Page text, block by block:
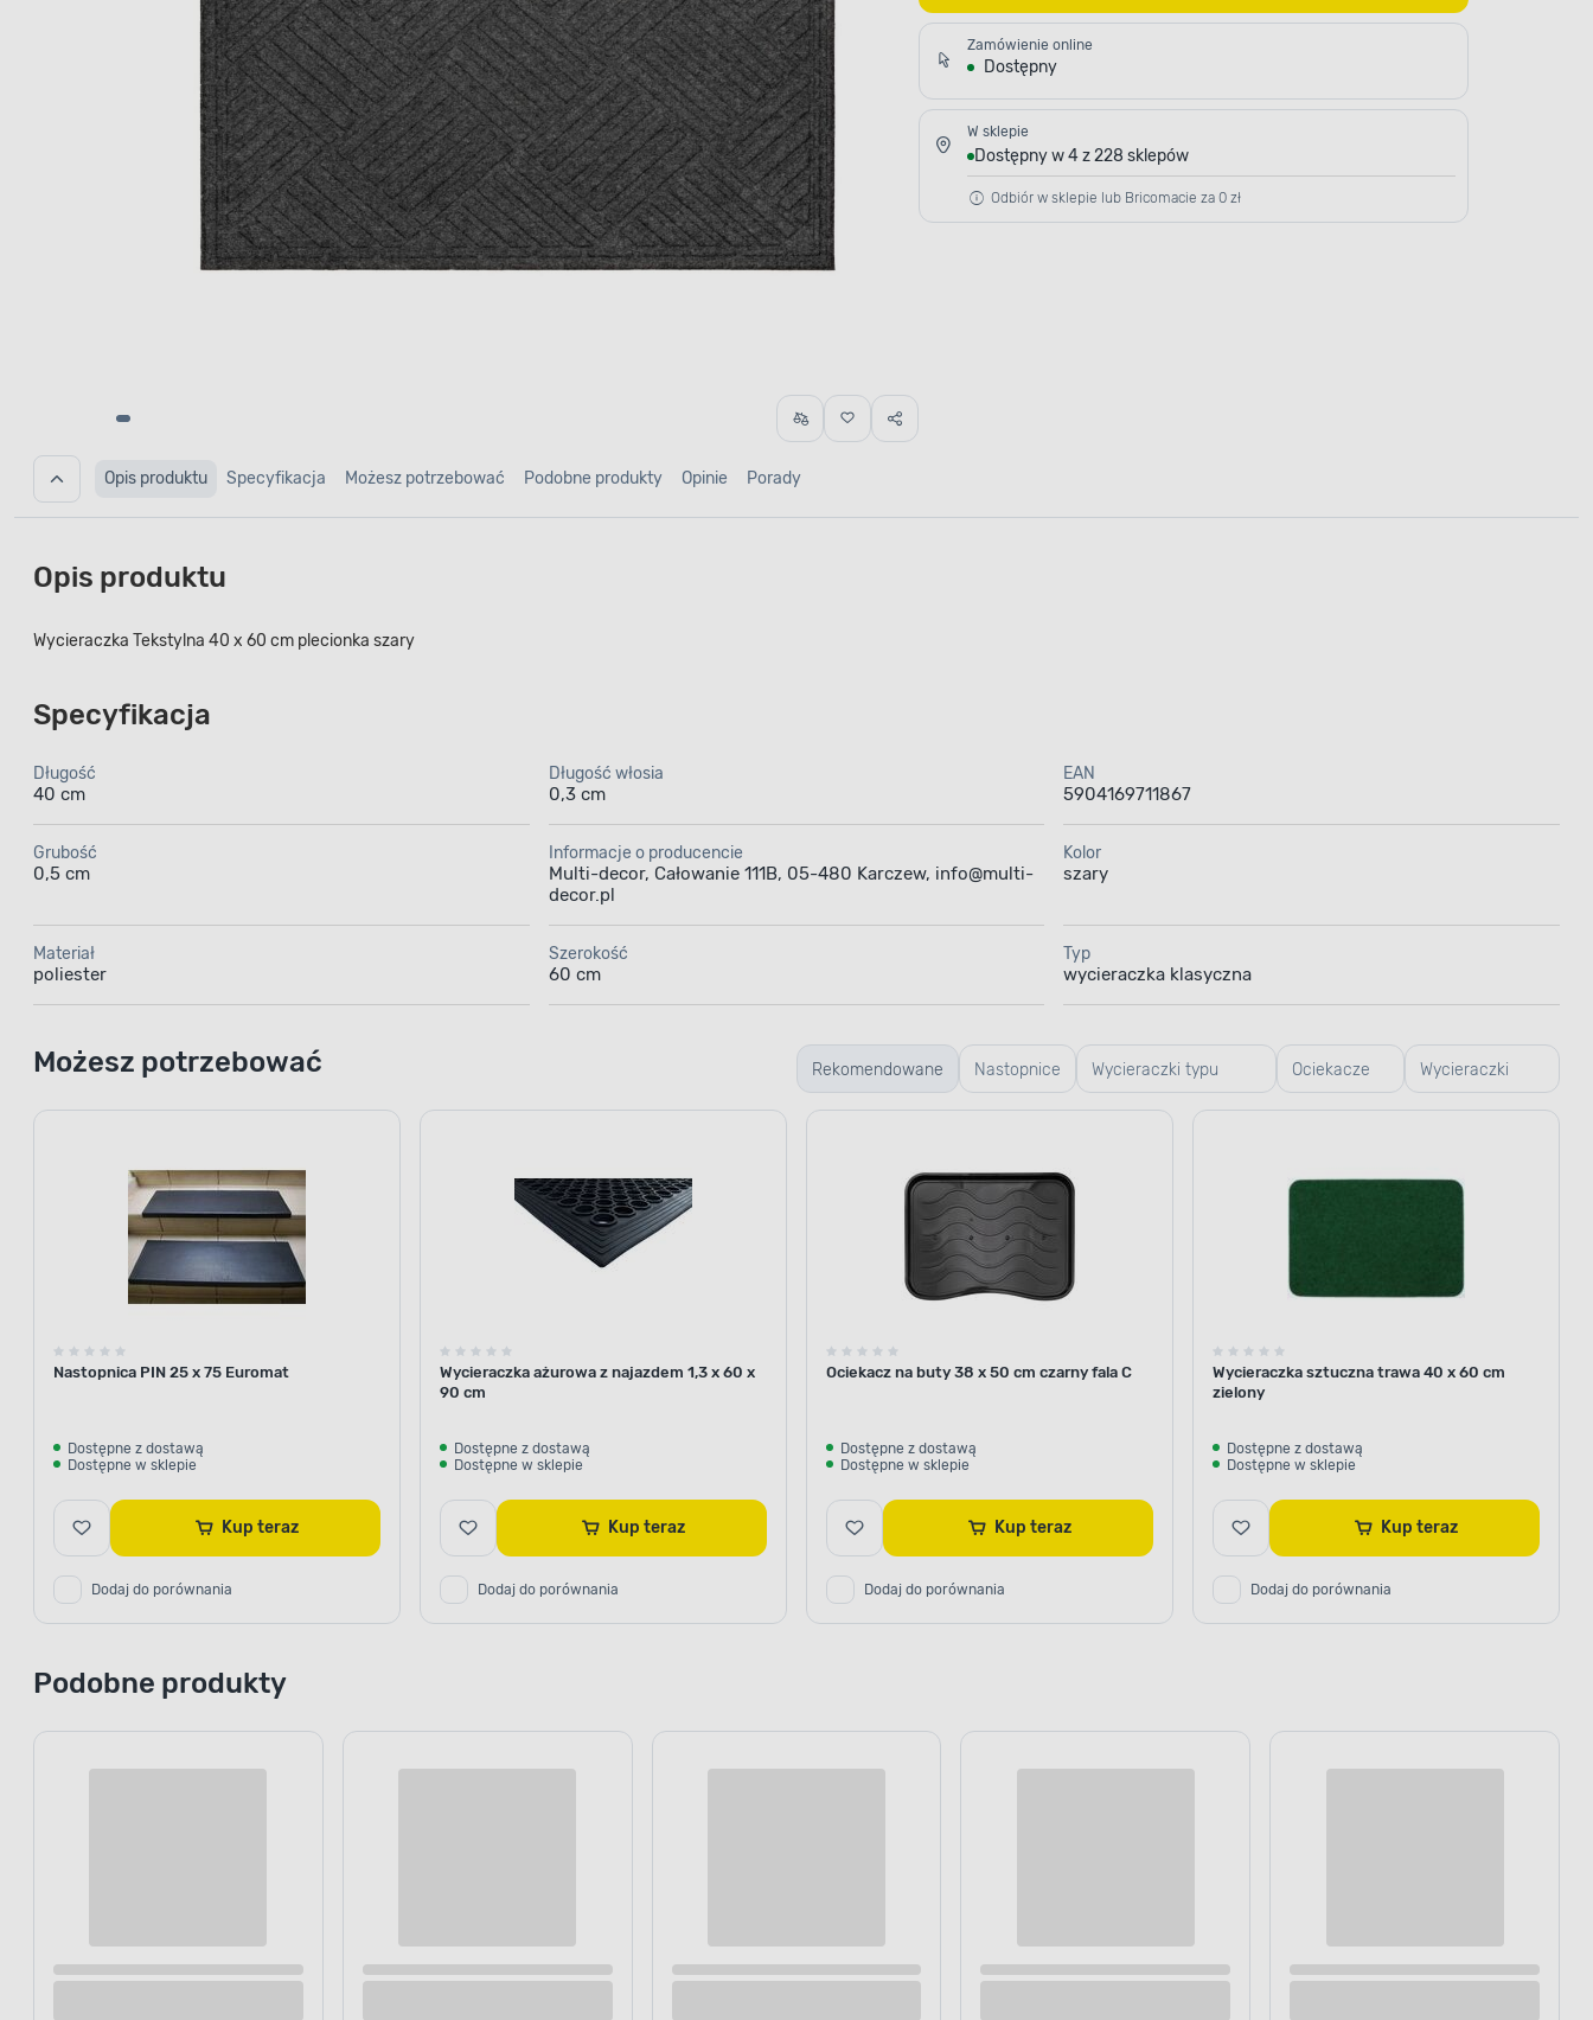
Zamówienie online
Dostępny
W sklepie
Dostępny w 4 z 228 sklepów
Odbiór w sklepie lub Bricomacie za 0 zł
Opis produktu Specyfikacja Możesz potrzebować Podobne produkty Opinie Porady
Opis produktu
Wycieraczka Tekstylna 40 x 60 cm plecionka szary
Specyfikacja
Długość
40 cm
Długość włosia
0,3 cm
EAN
5904169711867
Grubość
0,5 cm
Informacje o producencie
Multi-decor, Całowanie 111B, 05-480 Karczew, info@multi-
decor.pl
Kolor
szary
Materiał
poliester
Szerokość
60 cm
Typ
wycieraczka klasyczna
Rekomendowane Nastopnice Wycieraczki typu
plaster miodu
Ociekacze Wycieraczki
Możesz potrzebować
Nastopnica PIN 25 x 75 Euromat
Dostępne z dostawą
Dostępne w sklepie
Kup teraz
Dodaj do porównania
Wycieraczka ażurowa z najazdem 1,3 x 60 x
90 cm
Dostępne z dostawą
Dostępne w sklepie
Kup teraz
Dodaj do porównania
Ociekacz na buty 38 x 50 cm czarny fala C
Dostępne z dostawą
Dostępne w sklepie
Kup teraz
Dodaj do porównania
Wycieraczka sztuczna trawa 40 x 60 cm
zielony
Dostępne z dostawą
Dostępne w sklepie
Kup teraz
Dodaj do porównania
Podobne produkty